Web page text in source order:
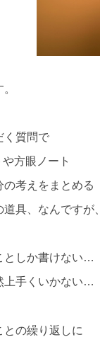
く質問で
方眼ノート
の考えをまとめる
具、なんですが、
としか書けない…
上手くいかない…
との繰り返しに